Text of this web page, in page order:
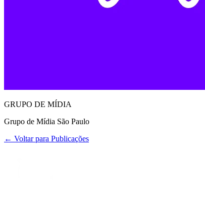
GRUPO DE MÍDIA
Grupo de Mídia São Paulo
← Voltar para Publicações